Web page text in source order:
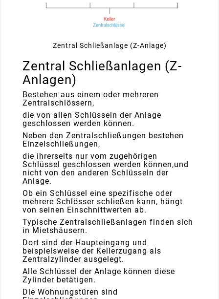
Zentral Schließanlage (Z-Anlage)
Zentral Schließanlagen (Z-
Anlagen)
Bestehen aus einem oder mehreren
Zentralschlössern,
die von allen Schlüsseln der Anlage
geschlossen werden können.
Neben den Zentralschließungen bestehen
Einzelschließungen,
die ihrerseits nur vom zugehörigen
Schlüssel geschlossen werden können,und
nicht von den anderen Schlüsseln der
Anlage.
Ob ein Schlüssel eine spezifische oder
mehrere Schlösser schließen kann, hängt
von seinen Einschnittwerten ab.
Typische Zentralschließanlagen finden sich
in Mietshäusern.
Dort sind der Haupteingang und
beispielsweise der Kellerzugang als
Zentralzylinder ausgelegt.
Alle Schlüssel der Anlage können diese
Zylinder betätigen.
Die Wohnungstüren sind